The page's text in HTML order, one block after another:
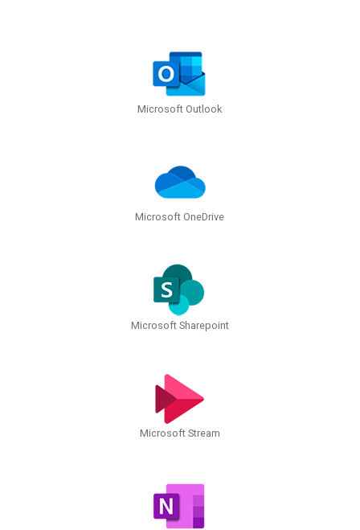
Microsoft Outlook
Microsoft OneDrive
Microsoft Sharepoint
Microsoft Stream